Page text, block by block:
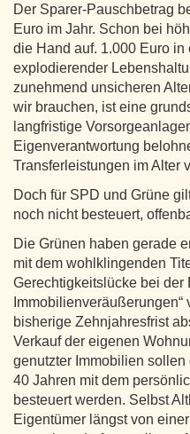
Der Sparer-Pauschbetrag
Euro im Jahr. Schon bei
die Hand auf. 1.000 Euro
explodierender
zunehmend unsicheren
wir brauchen, ist eine
langfristige
Eigenverantwortung
Transferleistungen im Alter
Doch für SPD und Grüne
noch nicht besteuert,
Die Grünen haben gerade
mit dem wohlklingenden
Gerechtigkeitslücke bei der
bisherige Zehnjahresfrist
Verkauf der eigenen
genutzter Immobilien
40 Jahren mit dem
besteuert werden. Selbst
Eigentümer längst von